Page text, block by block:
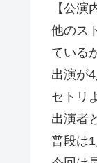
【公演
他のス
ている
出演が
セトリ
出演者
普段は